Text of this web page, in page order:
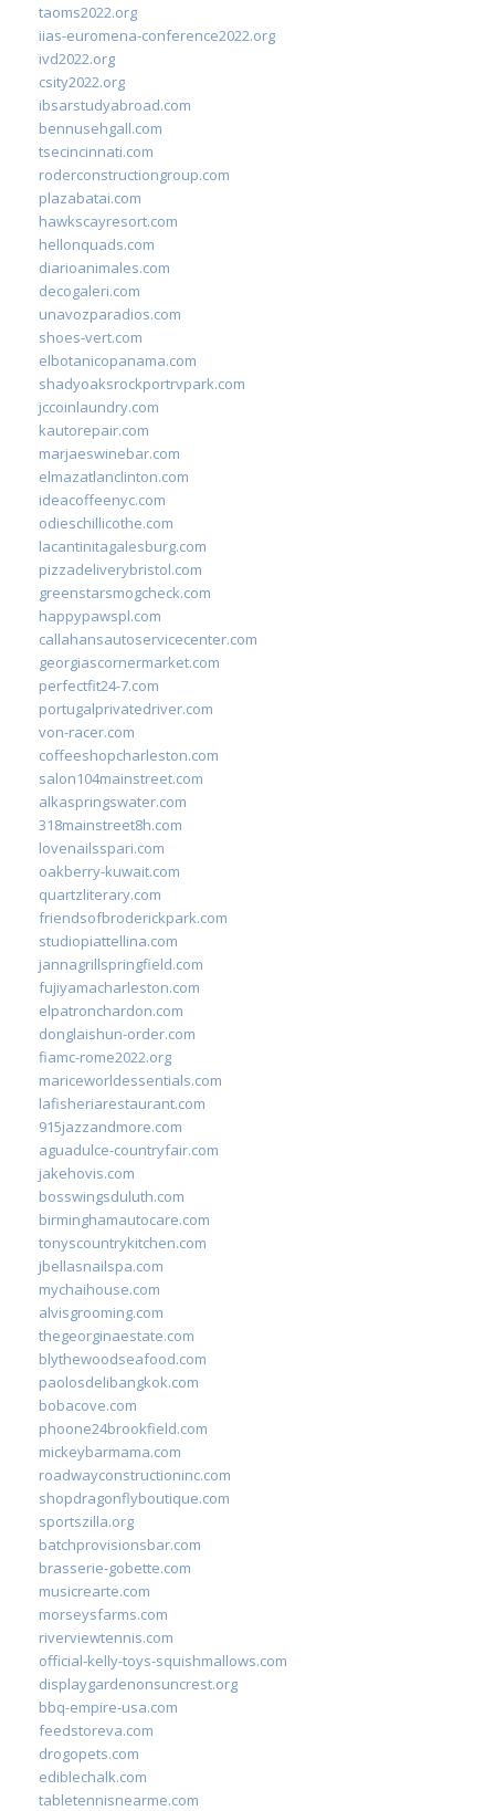
taoms2022.org
iias-euromena-conference2022.org
ivd2022.org
csity2022.org
ibsarstudyabroad.com
bennusehgall.com
tsecincinnati.com
roderconstructiongroup.com
plazabatai.com
hawkscayresort.com
hellonquads.com
diarioanimales.com
decogaleri.com
unavozparadios.com
shoes-vert.com
elbotanicopanama.com
shadyoaksrockportrvpark.com
jccoinlaundry.com
kautorepair.com
marjaeswinebar.com
elmazatlanclinton.com
ideacoffeenyc.com
odieschillicothe.com
lacantinitagalesburg.com
pizzadeliverybristol.com
greenstarsmogcheck.com
happypawspl.com
callahansautoservicecenter.com
georgiascornermarket.com
perfectfit24-7.com
portugalprivatedriver.com
von-racer.com
coffeeshopcharleston.com
salon104mainstreet.com
alkaspringswater.com
318mainstreet8h.com
lovenailsspari.com
oakberry-kuwait.com
quartzliterary.com
friendsofbroderickpark.com
studiopiattellina.com
jannagrillspringfield.com
fujiyamacharleston.com
elpatronchardon.com
donglaishun-order.com
fiamc-rome2022.org
mariceworldessentials.com
lafisheriarestaurant.com
915jazzandmore.com
aguadulce-countryfair.com
jakehovis.com
bosswingsduluth.com
birminghamautocare.com
tonyscountrykitchen.com
jbellasnailspa.com
mychaihouse.com
alvisgrooming.com
thegeorginaestate.com
blythewoodseafood.com
paolosdelibangkok.com
bobacove.com
phoone24brookfield.com
mickeybarmama.com
roadwayconstructioninc.com
shopdragonflyboutique.com
sportszilla.org
batchprovisionsbar.com
brasserie-gobette.com
musicrearte.com
morseysfarms.com
riverviewtennis.com
official-kelly-toys-squishmallows.com
displaygardenonsuncrest.org
bbq-empire-usa.com
feedstoreva.com
drogopets.com
ediblechalk.com
tabletennisnearme.com